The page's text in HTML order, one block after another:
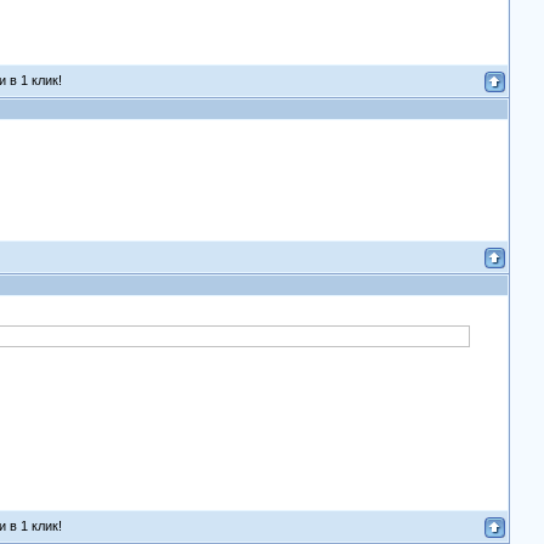
в 1 клик!
в 1 клик!